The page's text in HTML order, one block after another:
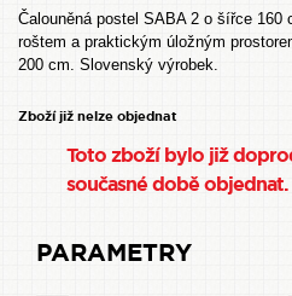
Čalouněná postel SABA 2 o šířce 160
roštem a praktickým úložným
200 cm. Slovenský výrobek.
Zboží již nelze objednat
Toto zboží bylo již
současné době objednat.
PARAMETRY